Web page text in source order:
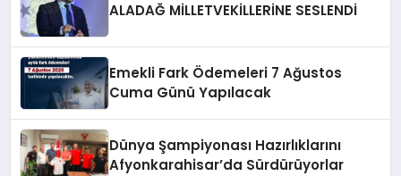
ALADAĞ MİLLETVEKİLLERİNE SESLENDİ
Emekli Fark Ödemeleri 7 Ağustos
Cuma Günü Yapılacak
Dünya Şampiyonası Hazırlıklarını
Afyonkarahisar’da Sürdürüyorlar